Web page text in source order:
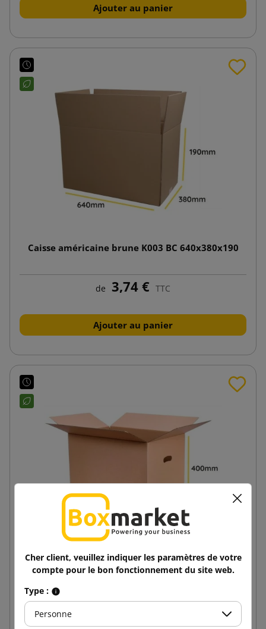
Ajouter au panier
Caisse américaine brune K003 BC 640x380x190
de 3,74 € TTC
Ajouter au panier
Caisse de déménagement brune avec poignées
de 2,32 € TTC
Cher client, veuillez indiquer les paramètres de votre
compte pour le bon fonctionnement du site web.
Type :
Personne